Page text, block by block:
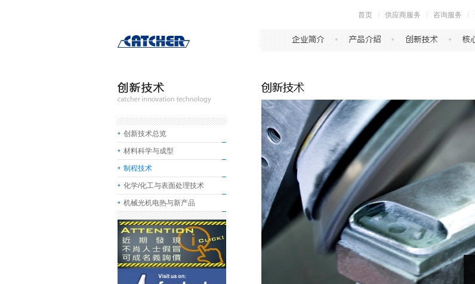
创新技术总览
材料科学与成型
制程技术
化学/化工与表面处理技术
机械光机电热与新产品
首页 / 供应商服务 / 咨询服务 /